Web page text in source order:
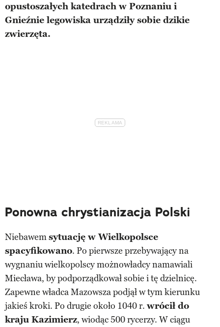
opustoszałych katedrach w Poznaniu i
Gnieźnie legowiska urządziły sobie dzikie
zwierzęta.
Ponowna chrystianizacja Polski
Niebawemsytuację w Wielkopolsce
spacyfikowano. Po pierwsze przebywający na
wygnaniu wielkopolscy możnowładcy namawiali
Miecława, by podporządkował sobie i tę dzielnicę.
Zapewne władca Mazowsza podjął w tym kierunku
jakieś kroki. Po drugie około 1040 r. wrócił do
kraju Kazimierz, wiodąc 500 rycerzy. W ciągu